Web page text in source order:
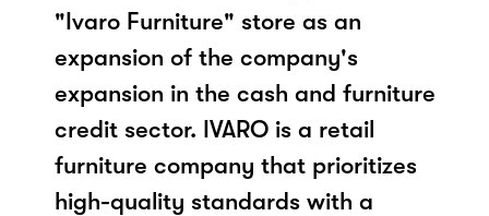
"Ivaro Furniture" store as an
expansion of the company's
expansion in the cash and furniture
credit sector. IVARO is a retail
furniture company that prioritizes
high-quality standards with a